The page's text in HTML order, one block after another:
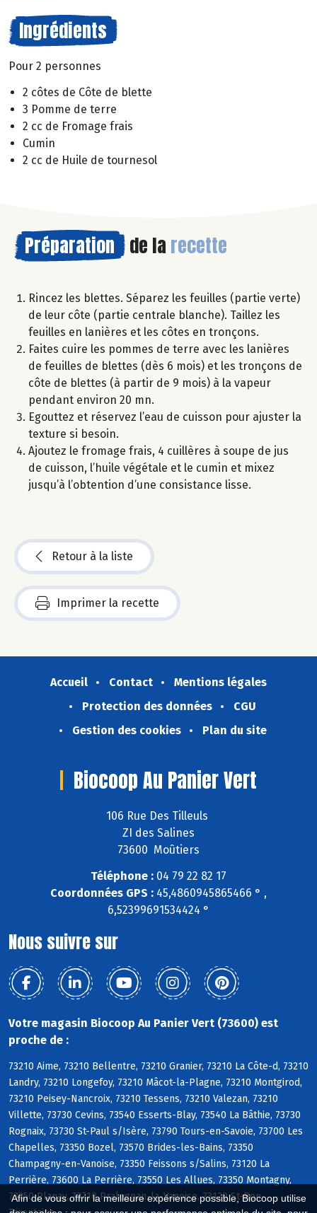
Afin de vous offrir la meilleure expérience possible, Biocoop utilise
Ingrédients
Pour 2 personnes
2 côtes de Côte de blette
3 Pomme de terre
2 cc de Fromage frais
Cumin
2 cc de Huile de tournesol
Préparation de la recette
Rincez les blettes. Séparez les feuilles (partie verte)
de leur côte (partie centrale blanche). Taillez les
feuilles en lanières et les côtes en tronçons.
Faites cuire les pommes de terre avec les lanières
de feuilles de blettes (dès 6 mois) et les tronçons de
côte de blettes (à partir de 9 mois) à la vapeur
pendant environ 20 mn.
Egouttez et réservez l’eau de cuisson pour ajuster la
texture si besoin.
Ajoutez le fromage frais, 4 cuillères à soupe de jus
de cuisson, l’huile végétale et le cumin et mixez
jusqu’à l’obtention d’une consistance lisse.
Retour à la liste
Imprimer la recette
Accueil Contact
Mentions légales
Protection des données
CGU
Gestion des cookies
Plan du site
Biocoop Au Panier Vert
106 Rue Des Tilleuls
ZI des Salines
73600 Moûtiers
Téléphone : 04 79 22 82 17
Coordonnées GPS : 45,4860945865466 ° ,
6,52399691534424 °
Nous suivre sur
Votre magasin Biocoop Au Panier Vert (73600) est
proche de :
73210 Aime, 73210 Bellentre, 73210 Granier, 73210 La Côte-d, 73210
Landry, 73210 Longefoy, 73210 Mâcot-la-Plagne, 73210 Montgirod,
73210 Peisey-Nancroix, 73210 Tessens, 73210 Valezan, 73210
Villette, 73730 Cevins, 73540 Esserts-Blay, 73540 La Bâthie, 73730
Rognaix, 73730 St-Paul s/Isère, 73790 Tours-en-Savoie, 73700 Les
Chapelles, 73350 Bozel, 73570 Brides-les-Bains, 73350
Champagny-en-Vanoise, 73350 Feissons s/Salins, 73120 La
Perrière, 73600 La Perrière, 73550 Les Allues, 73350 Montagny,
73350 Planay, 73710 Pralognan-la-Vanoise, 73120 St-Bon-